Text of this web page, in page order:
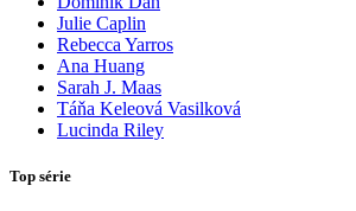
Julie Caplin
Rebecca Yarros
Ana Huang
Sarah J. Maas
Táňa Keleová Vasilková
Lucinda Riley
Top série